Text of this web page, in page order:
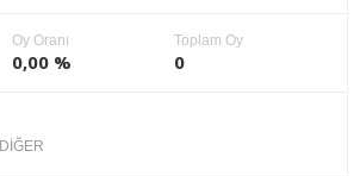
Oy Oranı
0,00 %
Toplam Oy
0